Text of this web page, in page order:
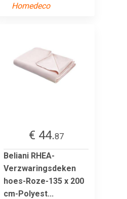
Homedeco
€ 44.87
Beliani RHEA-
Verzwaringsdeken
hoes-Roze-135 x 200
cm-Polyest...